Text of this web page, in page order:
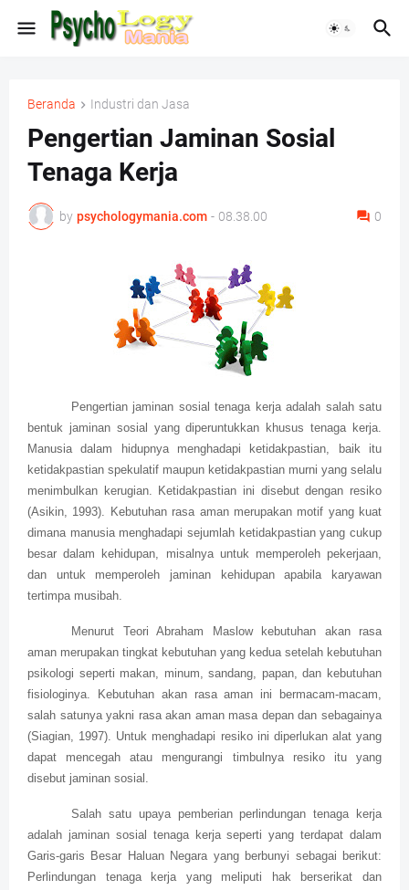
Beranda Industri dan Jasa
Pengertian Jaminan Sosial
Tenaga Kerja
by psychologymania.com - 08.38.00 0
Pengertian jaminan sosial tenaga kerja adalah salah satu
bentuk jaminan sosial yang diperuntukkan khusus tenaga kerja.
Manusia dalam hidupnya menghadapi ketidakpastian, baik itu
ketidakpastian spekulatif maupun ketidakpastian murni yang selalu
menimbulkan kerugian. Ketidakpastian ini disebut dengan resiko
(Asikin, 1993). Kebutuhan rasa aman merupakan motif yang kuat
dimana manusia menghadapi sejumlah ketidakpastian yang cukup
besar dalam kehidupan, misalnya untuk memperoleh pekerjaan,
dan untuk memperoleh jaminan kehidupan apabila karyawan
tertimpa musibah.
Menurut Teori Abraham Maslow kebutuhan akan rasa
aman merupakan tingkat kebutuhan yang kedua setelah kebutuhan
psikologi seperti makan, minum, sandang, papan, dan kebutuhan
fisiologinya. Kebutuhan akan rasa aman ini bermacam-macam,
salah satunya yakni rasa akan aman masa depan dan sebagainya
(Siagian, 1997). Untuk menghadapi resiko ini diperlukan alat yang
dapat mencegah atau mengurangi timbulnya resiko itu yang
disebut jaminan sosial.
Salah satu upaya pemberian perlindungan tenaga kerja
adalah jaminan sosial tenaga kerja seperti yang terdapat dalam
Garis-garis Besar Haluan Negara yang berbunyi sebagai berikut:
Perlindungan tenaga kerja yang meliputi hak berserikat dan